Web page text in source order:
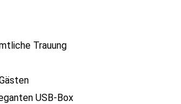
Trauung
USB-Box